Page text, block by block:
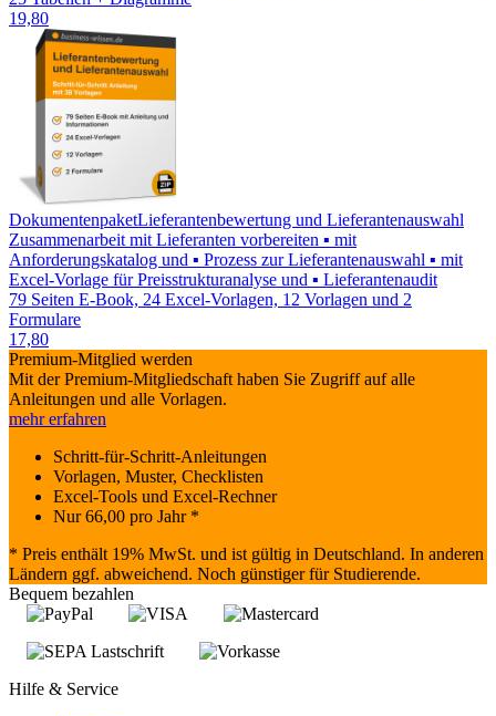
19,80
DokumentenpaketLieferantenbewertung und Lieferantenauswahl
Zusammenarbeit mit Lieferanten vorbereiten ▪ mit
Anforderungskatalog und ▪ Prozess zur Lieferantenauswahl ▪ mit
Excel-Vorlage für Preisstrukturanalyse und ▪ Lieferantenaudit
79 Seiten E-Book, 24 Excel-Vorlagen, 12 Vorlagen und 2
Formulare
17,80
Premium-Mitglied werden
Mit der Premium-Mitgliedschaft haben Sie Zugriff auf alle
Anleitungen und alle Vorlagen.
mehr erfahren
Schritt-für-Schritt-Anleitungen
Vorlagen, Muster, Checklisten
Excel-Tools und Excel-Rechner
Nur66,00 pro Jahr *
* Preis enthält 19% MwSt. und ist gültig in Deutschland. In anderen
Ländern ggf. abweichend. Noch günstiger für Studierende.
Bequem bezahlen
Hilfe & Service